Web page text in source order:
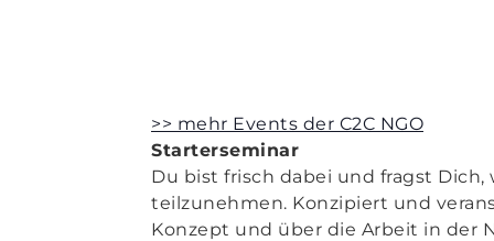
>> mehr Events der C2C NGO
Starterseminar
Du bist frisch dabei und fragst
teilzunehmen. Konzipiert und
Konzept und über die Arbeit in der